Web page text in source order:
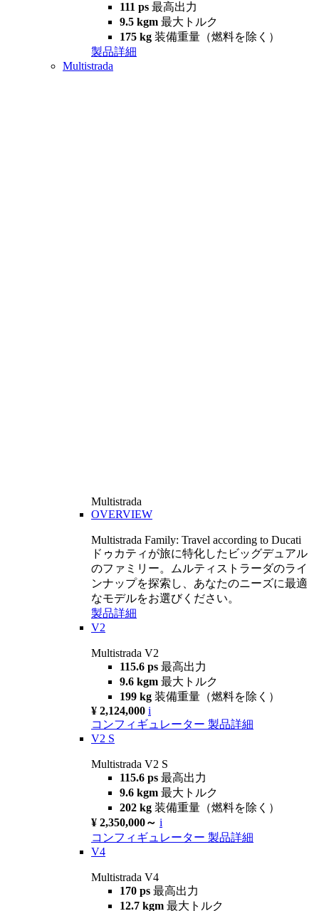
111 ps 最高出力
9.5 kgm 最大トルク
175 kg 装備重量（燃料を除く）
製品詳細
Multistrada
Multistrada
OVERVIEW
Multistrada Family: Travel according to Ducati
ドゥカティが旅に特化したビッグデュアル
のファミリー。ムルティストラーダのライ
ンナップを探索し、あなたのニーズに最適
なモデルをお選びください。
製品詳細
V2
Multistrada V2
115.6 ps 最高出力
9.6 kgm 最大トルク
199 kg 装備重量（燃料を除く）
¥ 2,124,000 i
コンフィギュレーター 製品詳細
V2 S
Multistrada V2 S
115.6 ps 最高出力
9.6 kgm 最大トルク
202 kg 装備重量（燃料を除く）
¥ 2,350,000～ i
コンフィギュレーター 製品詳細
V4
Multistrada V4
170 ps 最高出力
12.7 kgm 最大トルク